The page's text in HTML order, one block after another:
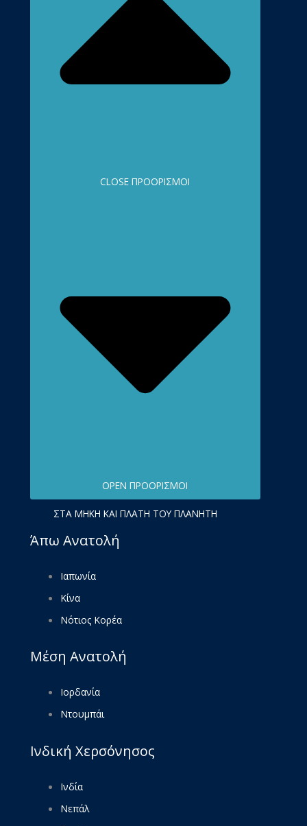
CLOSE ΠΡΟΟΡΙΣΜΟΊ
OPEN ΠΡΟΟΡΙΣΜΟΊ
ΣΤΑ ΜΉΚΗ ΚΑΙ ΠΛΆΤΗ ΤΟΥ ΠΛΑΝΉΤΗ
Άπω Ανατολή
Ιαπωνία
Κίνα
Νότιος Κορέα
Μέση Ανατολή
Ιορδανία
Ντουμπάι
Ινδική Χερσόνησος
Ινδία
Νεπάλ